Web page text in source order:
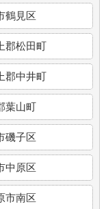
鶴見区
郡松田町
郡中井町
葉山町
磯子区
中原区
市南区